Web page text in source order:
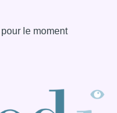
le moment